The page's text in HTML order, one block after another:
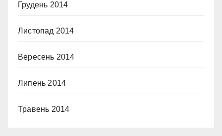
Грудень 2014
Листопад 2014
Вересень 2014
Липень 2014
Травень 2014